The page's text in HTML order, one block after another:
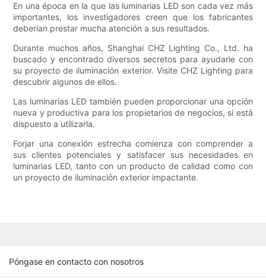
En una época en la que las luminarias LED son cada vez más
importantes, los investigadores creen que los fabricantes
deberían prestar mucha atención a sus resultados.
Durante muchos años, Shanghai CHZ Lighting Co., Ltd. ha
buscado y encontrado diversos secretos para ayudarle con
su proyecto de iluminación exterior. Visite CHZ Lighting para
descubrir algunos de ellos.
Las luminarias LED también pueden proporcionar una opción
nueva y productiva para los propietarios de negocios, si está
dispuesto a utilizarla.
Forjar una conexión estrecha comienza con comprender a
sus clientes potenciales y satisfacer sus necesidades en
luminarias LED, tanto con un producto de calidad como con
un proyecto de iluminación exterior impactante.
Póngase en contacto con nosotros